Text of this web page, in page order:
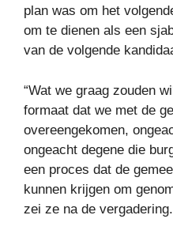
plan was om het
om te dienen als een
van de volgende
“Wat we graag zouden
formaat dat we met de
overeengekomen,
ongeacht degene die
een proces dat de
kunnen krijgen om
zei ze na de vergadering.